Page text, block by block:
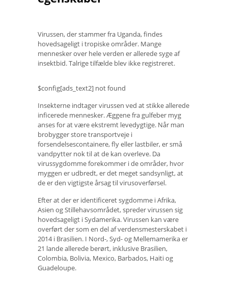
Virussen, der stammer fra Uganda, findes
hovedsageligt i tropiske områder. Mange
mennesker over hele verden er allerede syge af
insektbid. Talrige tilfælde blev ikke registreret.
$config[ads_text2] not found
Insekterne indtager virussen ved at stikke allerede
inficerede mennesker. Æggene fra gulfeber myg
anses for at være ekstremt levedygtige. Når man
brobygger store transportveje i
forsendelsescontainere, fly eller lastbiler, er små
vandpytter nok til at de kan overleve. Da
virussygdomme forekommer i de områder, hvor
myggen er udbredt, er det meget sandsynligt, at
de er den vigtigste årsag til virusoverførsel.
Efter at der er identificeret sygdomme i Afrika,
Asien og Stillehavsområdet, spreder virussen sig
hovedsageligt i Sydamerika. Virussen kan være
overført der som en del af verdensmesterskabet i
2014 i Brasilien. I Nord-, Syd- og Mellemamerika er
21 lande allerede berørt, inklusive Brasilien,
Colombia, Bolivia, Mexico, Barbados, Haiti og
Guadeloupe.